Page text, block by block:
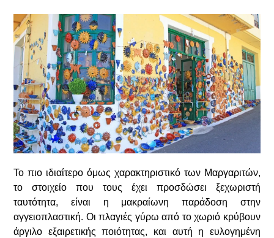
Το πιο ιδιαίτερο όμως χαρακτηριστικό των Μαργαριτών,
το στοιχείο που τους έχει προσδώσει ξεχωριστή
ταυτότητα, είναι η μακραίωνη παράδοση στην
αγγειοπλαστική. Οι πλαγιές γύρω από το χωριό κρύβουν
άργιλο εξαιρετικής ποιότητας, και αυτή η ευλογημένη